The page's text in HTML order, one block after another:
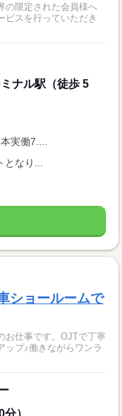
の限定された会員様へ
ビスを行っていただき
ナル駅（徒歩 5
実働7....
なり...
ショールームで
お仕事です。OJTで丁寧
ップ♪働きながらワンラ
）